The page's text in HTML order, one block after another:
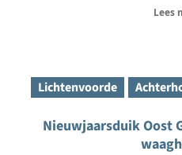
Lees
Lichtenvoorde
Nieuwjaarsduik Oost